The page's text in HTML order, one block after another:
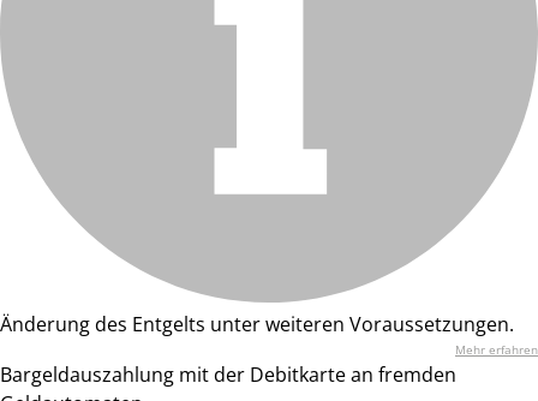
Änderung des Entgelts unter weiteren Voraussetzungen.
Mehr erfahren
Bargeldauszahlung mit der Debitkarte an fremden